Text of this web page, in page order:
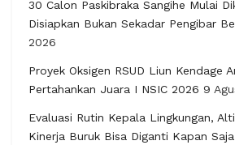
30 Calon Paskibraka Sangihe Mulai
Disiapkan Bukan Sekadar Pengibar
2026
Proyek Oksigen RSUD Liun Kendage
Pertahankan Juara I NSIC 2026 9
Evaluasi Rutin Kepala Lingkungan,
Kinerja Buruk Bisa Diganti Kapan Saja